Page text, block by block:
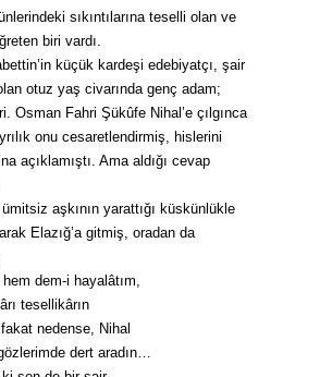
sıkıntılarına teselli olan ve
biri vardı.
küçük kardeşi edebiyatçı, şair
otuz yaş civarında genç adam;
Osman Fahri Şükûfe Nihal’e çılgınca
onu cesaretlendirmiş, hislerini
açıklamıştı. Ama aldığı cevap
aşkının yarattığı küskünlükle
Elazığ’a gitmiş, oradan da
hem dem-i hayalâtım,
tesellikârın
nedense, Nihal
dert aradın…